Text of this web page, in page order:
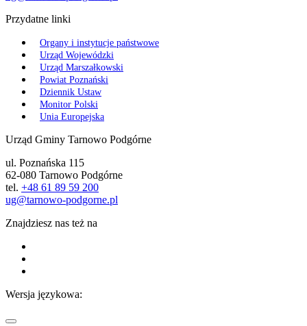
Przydatne linki
Organy i instytucje państwowe
Urząd Wojewódzki
Urząd Marszałkowski
Powiat Poznański
Dziennik Ustaw
Monitor Polski
Unia Europejska
Urząd Gminy Tarnowo Podgórne
ul. Poznańska 115
62-080 Tarnowo Podgórne
tel. +48 61 89 59 200
ug@tarnowo-podgorne.pl
Znajdziesz nas też na
Wersja językowa: